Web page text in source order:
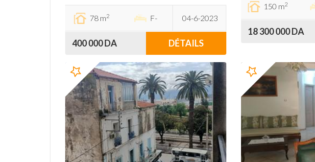
78 m2 F- 04-6-2023
400 000 DA DÉTAILS
150 m2
18 300 000 DA